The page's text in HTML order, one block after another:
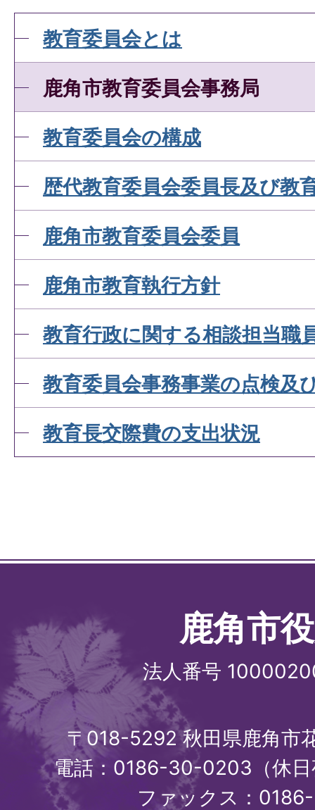
教育委員会とは
鹿角市教育委員会事務局
教育委員会の構成
歴代教育委員会委員長及び教
鹿角市教育委員会委員
鹿角市教育執行方針
教育行政に関する相談担当職
教育委員会事務事業の点検及
教育長交際費の支出状況
鹿角市
法人番号
〒018-5292 秋田県鹿角市
電話：0186-30-0203（休
ファックス：